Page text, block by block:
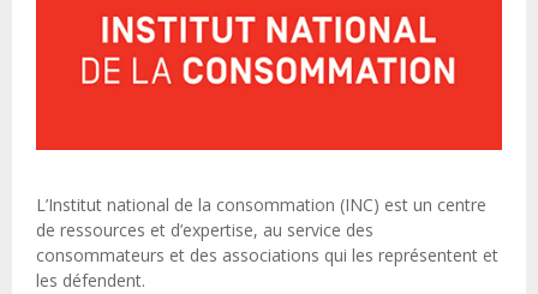
L’Institut national de la consommation (INC) est un centre
de ressources et d’expertise, au service des
consommateurs et des associations qui les représentent et
les défendent.